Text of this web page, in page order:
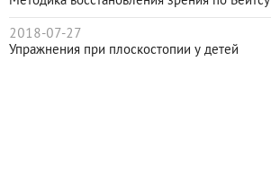
2018-07-27
Упражнения при плоскостопии у детей